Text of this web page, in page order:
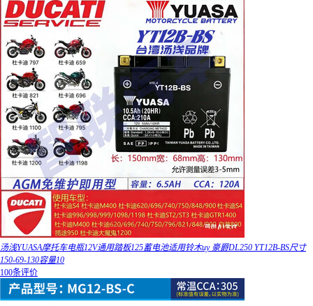
汤浅YUASA摩托车电瓶12V通用踏板125蓄电池适用铃木uy 豪爵DL250 YT12B-BS尺寸
150-69-130容量10
100条评价